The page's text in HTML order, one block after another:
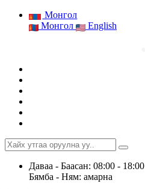
Монгол
Монгол
English
Даваа - Баасан: 08:00 - 18:00
Бямба - Ням: амарна